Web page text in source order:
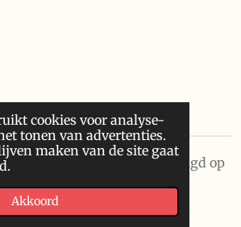
cookies voor analyse-
tonen van advertenties.
maken van de site gaat
Akkoord
Unlimited. Laatst gewijzigd op